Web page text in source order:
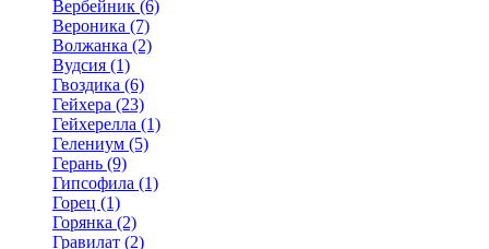
Вербейник (6)
Вероника (7)
Волжанка (2)
Вудсия (1)
Гвоздика (6)
Гейхера (23)
Гейхерелла (1)
Гелениум (5)
Герань (9)
Гипсофила (1)
Горец (1)
Горянка (2)
Гравилат (2)